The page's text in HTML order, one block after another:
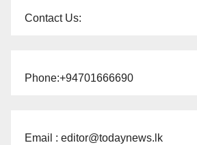
Contact Us:
Phone:+94701666690
Email : editor@todaynews.lk